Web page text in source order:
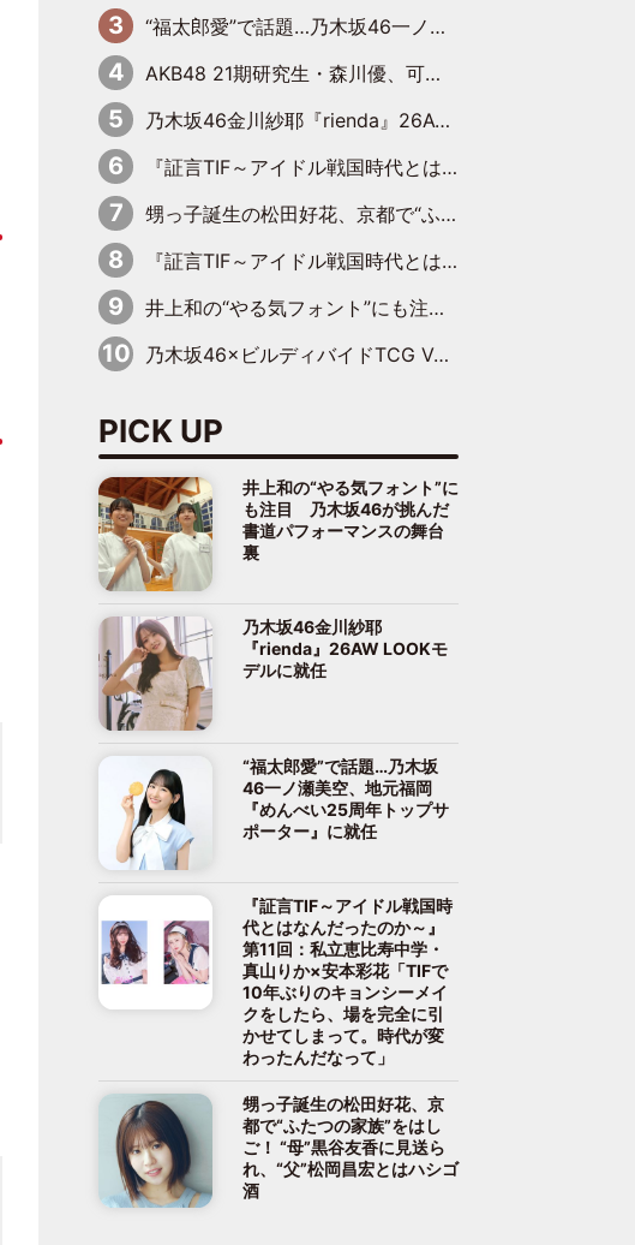
“福太郎愛”で話題…乃木坂46一ノ瀬美空、地元福岡『めんべい25周年トップサポーター』に就任
AKB48 21期研究生・森川優、可愛さもある大人の女性に
乃木坂46金川紗耶『rienda』26AW LOOKモデルに就任
『証言TIF～アイドル戦国時代とはなんだったのか～』第11回：私立恵比寿中学・真山りか×安本彩花「TIFで10年ぶりのキョンシーメイクをしたら、場を完全に引かせてしまって。時代が変わったんだなって」
甥っ子誕生の松田好花、京都で“ふたつの家族”をはしご！ “母”黒谷友香に見送られ、“父”松岡昌宏とはハシゴ酒
『証言TIF～アイドル戦国時代とはなんだったのか～』第10回：さくら学院・武藤彩未×飯田らうら「正直、中3で辞めるというのを信じてなくて。そう言われてはいたけど、嘘でしょって」
井上和の“やる気フォント”にも注目 乃木坂46が挑んだ書道パフォーマンスの舞台裏
乃木坂46×ビルディバイドTCG Vol.2公開 賀喜遥香＆田村真佑が『京まふ』ステージに登壇
PICK UP
井上和の“やる気フォント”に
も注目 乃木坂46が挑んだ
書道パフォーマンスの舞台
裏
乃木坂46金川紗耶
『rienda』26AW LOOKモ
デルに就任
“福太郎愛”で話題…乃木坂
46一ノ瀬美空、地元福岡
『めんべい25周年トップサ
ポーター』に就任
『証言TIF～アイドル戦国時
代とはなんだったのか～』
第11回：私立恵比寿中学・
真山りか×安本彩花「TIFで
10年ぶりのキョンシーメイ
クをしたら、場を完全に引
かせてしまって。時代が変
わったんだなって」
甥っ子誕生の松田好花、京
都で“ふたつの家族”をはし
ご！ “母”黒谷友香に見送ら
れ、“父”松岡昌宏とはハシゴ
酒